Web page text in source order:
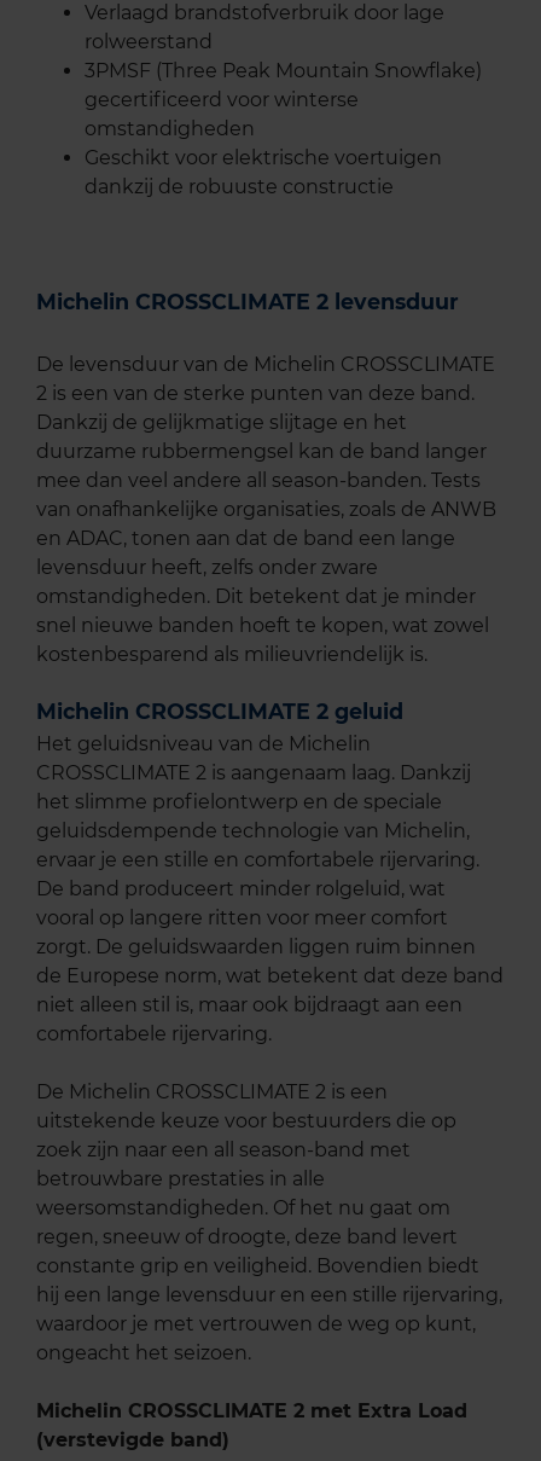
Verlaagd brandstofverbruik door lage
rolweerstand
3PMSF (Three Peak Mountain Snowflake)
gecertificeerd voor winterse
omstandigheden
Geschikt voor elektrische voertuigen
dankzij de robuuste constructie
Michelin CROSSCLIMATE 2 levensduur
De levensduur van de Michelin CROSSCLIMATE
2 is een van de sterke punten van deze band.
Dankzij de gelijkmatige slijtage en het
duurzame rubbermengsel kan de band langer
mee dan veel andere all season-banden. Tests
van onafhankelijke organisaties, zoals de ANWB
en ADAC, tonen aan dat de band een lange
levensduur heeft, zelfs onder zware
omstandigheden. Dit betekent dat je minder
snel nieuwe banden hoeft te kopen, wat zowel
kostenbesparend als milieuvriendelijk is.
Michelin CROSSCLIMATE 2 geluid
Het geluidsniveau van de Michelin
CROSSCLIMATE 2 is aangenaam laag. Dankzij
het slimme profielontwerp en de speciale
geluidsdempende technologie van Michelin,
ervaar je een stille en comfortabele rijervaring.
De band produceert minder rolgeluid, wat
vooral op langere ritten voor meer comfort
zorgt. De geluidswaarden liggen ruim binnen
de Europese norm, wat betekent dat deze band
niet alleen stil is, maar ook bijdraagt aan een
comfortabele rijervaring.
De Michelin CROSSCLIMATE 2 is een
uitstekende keuze voor bestuurders die op
zoek zijn naar een all season-band met
betrouwbare prestaties in alle
weersomstandigheden. Of het nu gaat om
regen, sneeuw of droogte, deze band levert
constante grip en veiligheid. Bovendien biedt
hij een lange levensduur en een stille rijervaring,
waardoor je met vertrouwen de weg op kunt,
ongeacht het seizoen.
Michelin CROSSCLIMATE 2 met Extra Load
(verstevigde band)